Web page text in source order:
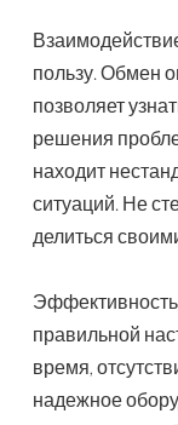
пользу. Обмен
позволяет
решения
находит
ситуаций. Не
делиться
Эффективность
правильной
время,
надежное